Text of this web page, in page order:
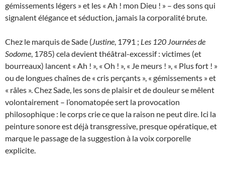
gémissements légers » et les « Ah ! mon Dieu ! » – des sons qui
signalent élégance et séduction, jamais la corporalité brute.
Chez le marquis de Sade (Justine, 1791 ; Les 120 Journées de
Sodome, 1785) cela devient théâtral-excessif : victimes (et
bourreaux) lancent « Ah ! », « Oh ! », « Je meurs ! », « Plus fort ! »
ou de longues chaînes de « cris perçants », « gémissements » et
« râles ». Chez Sade, les sons de plaisir et de douleur se mêlent
volontairement – l’onomatopée sert la provocation
philosophique : le corps crie ce que la raison ne peut dire. Ici la
peinture sonore est déjà transgressive, presque opératique, et
marque le passage de la suggestion à la voix corporelle
explicite.